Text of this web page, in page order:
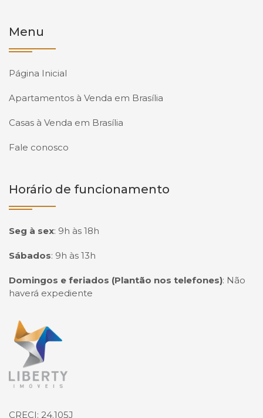
Menu
Página Inicial
Apartamentos à Venda em Brasília
Casas à Venda em Brasília
Fale conosco
Horário de funcionamento
Seg à sex: 9h às 18h
Sábados: 9h às 13h
Domingos e feriados (Plantão nos telefones): Não
haverá expediente
Página inicial
CRECI: 24.105J